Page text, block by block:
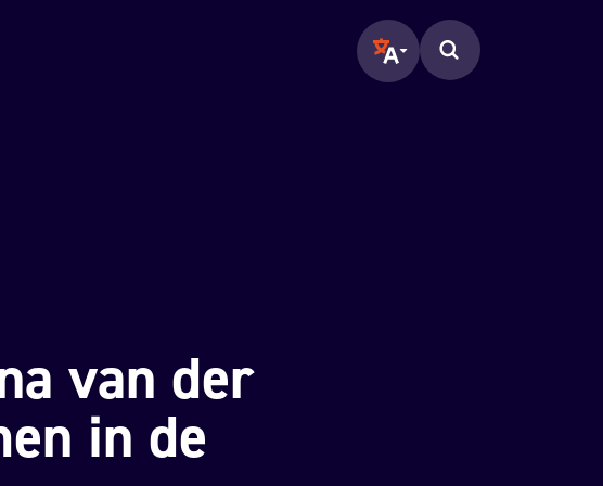
Translate page to another
Zoeken op de pagina.
van der
in de